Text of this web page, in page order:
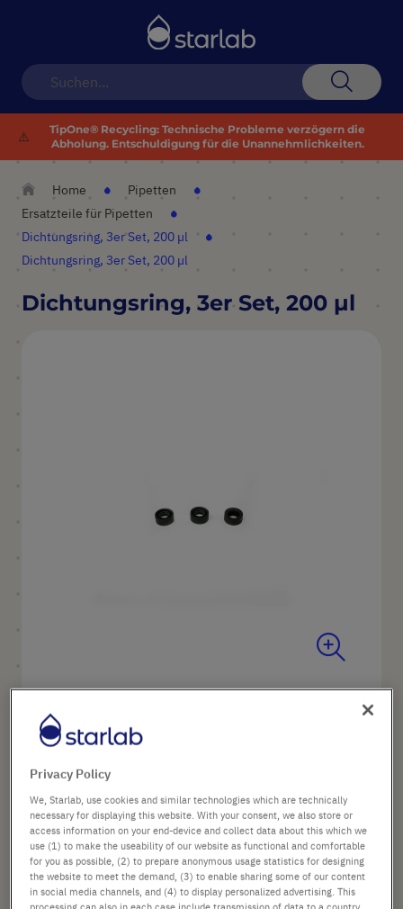
⚠️
TipOne® Recycling: Technische Probleme verzögern die
Abholung. Entschuldigung für die Unannehmlichkeiten.
Home
Pipetten
Ersatzteile für Pipetten
Dichtungsring, 3er Set, 200 µl
Dichtungsring, 3er Set, 200 µl
Dichtungsring, 3er Set, 200 µl
Zum
Anfang
der
Bildergalerie
springen
Produktname
16,22 €
Preis ist der Listenpreis. [*zzgl. MwSt. und Versandkosten]
Verfügbarkeit prüfen zzgl.Versand
Privacy Policy
We, Starlab, use cookies and similar technologies which are technically
necessary for displaying this website. With your consent, we also store or
access information on your end-device and collect data about this which we
use (1) to make the useability of our website as functional and comfortable
for you as possible, (2) to prepare anonymous usage statistics for designing
the website to meet the demand, (3) to enable sharing some of our content
in social media channels, and (4) to display personalized advertising. This
processing can also in each case include transmission of data to a country